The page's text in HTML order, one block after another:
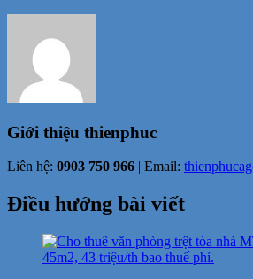
Giới thiệu thienphuc
Liên hệ: 0903 750 966 | Email:
Điều hướng bài viết